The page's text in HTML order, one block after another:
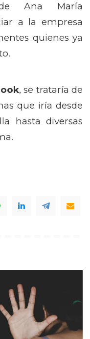
Ana María
a la empresa
quienes ya
, se trataría de
que iría desde
hasta diversas